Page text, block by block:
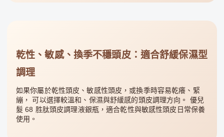
乾性、敏感、換季不穩頭皮：適合舒緩保濕型
調理
如果你屬於乾性頭皮、敏感性頭皮，或換季時容易乾癢、緊
繃， 可以選擇較溫和、保濕與舒緩感的頭皮調理方向。 優兒
髮 68 胜肽頭皮調理液銀瓶，適合乾性與敏感性頭皮日常保養
使用。